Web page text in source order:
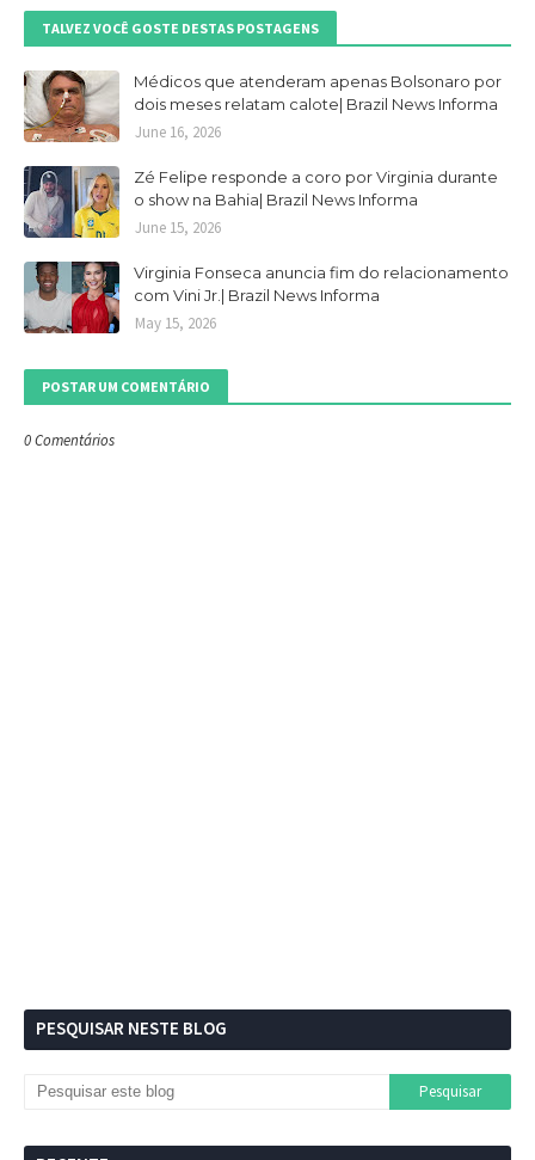
TALVEZ VOCÊ GOSTE DESTAS POSTAGENS
Médicos que atenderam apenas Bolsonaro por
dois meses relatam calote| Brazil News Informa
June 16, 2026
Zé Felipe responde a coro por Virginia durante
o show na Bahia| Brazil News Informa
June 15, 2026
Virginia Fonseca anuncia fim do relacionamento
com Vini Jr.| Brazil News Informa
May 15, 2026
POSTAR UM COMENTÁRIO
0 Comentários
PESQUISAR NESTE BLOG